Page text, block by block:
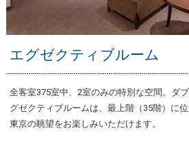
エグゼクティブルーム
全客室375室中、2室のみの特別な空間。ダ
グゼクティブルームは、最上階（35階）に
東京の眺望をお楽しみいただけます。